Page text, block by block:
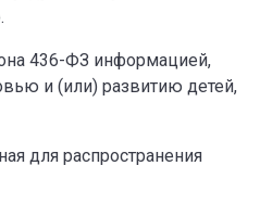
436-ФЗ информацией,
и (или) развитию детей,
для распространения